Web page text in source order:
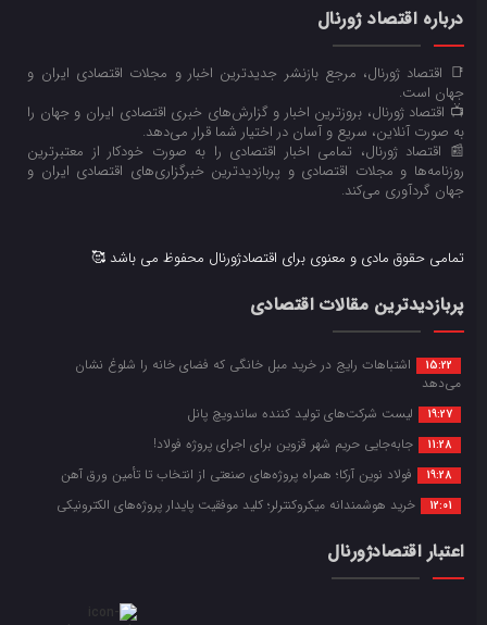
درباره اقتصاد ژورنال
📑 اقتصاد ژورنال، مرجع بازنشر جدیدترین اخبار و مجلات اقتصادی ایران و
جهان است.
📺 اقتصاد ژورنال، بروزترین اخبار و گزارش‌های خبری اقتصادی ایران و جهان را
به صورت آنلاین، سریع و آسان در اختیار شما قرار می‌‌دهد.
📰 اقتصاد ژورنال، تمامی اخبار اقتصادی را به صورت خودکار از معتبرترین
روزنامه‌ها و مجلات اقتصادی و پربازدیدترین خبرگزاری‌های اقتصادی ایران و
جهان گردآوری می‌کند.
تمامی حقوق مادی و معنوی برای اقتصادژورنال محفوظ می باشد 🥰
پربازدیدترین مقالات اقتصادی
15:22
اشتباهات رایج در خرید مبل خانگی که فضای خانه را شلوغ نشان
می‌دهد
19:27 لیست شرکت‌های تولید کننده ساندویچ پانل
11:28 جابه‌جایی حریم شهر قزوین برای اجرای پروژه فولاد!
19:28 فولاد نوین آرکا؛ همراه پروژه‌های صنعتی از انتخاب تا تأمین ورق آهن
12:01 خرید هوشمندانه میکروکنترلر؛ کلید موفقیت پایدار پروژه‌های الکترونیکی
اعتبار اقتصادژورنال